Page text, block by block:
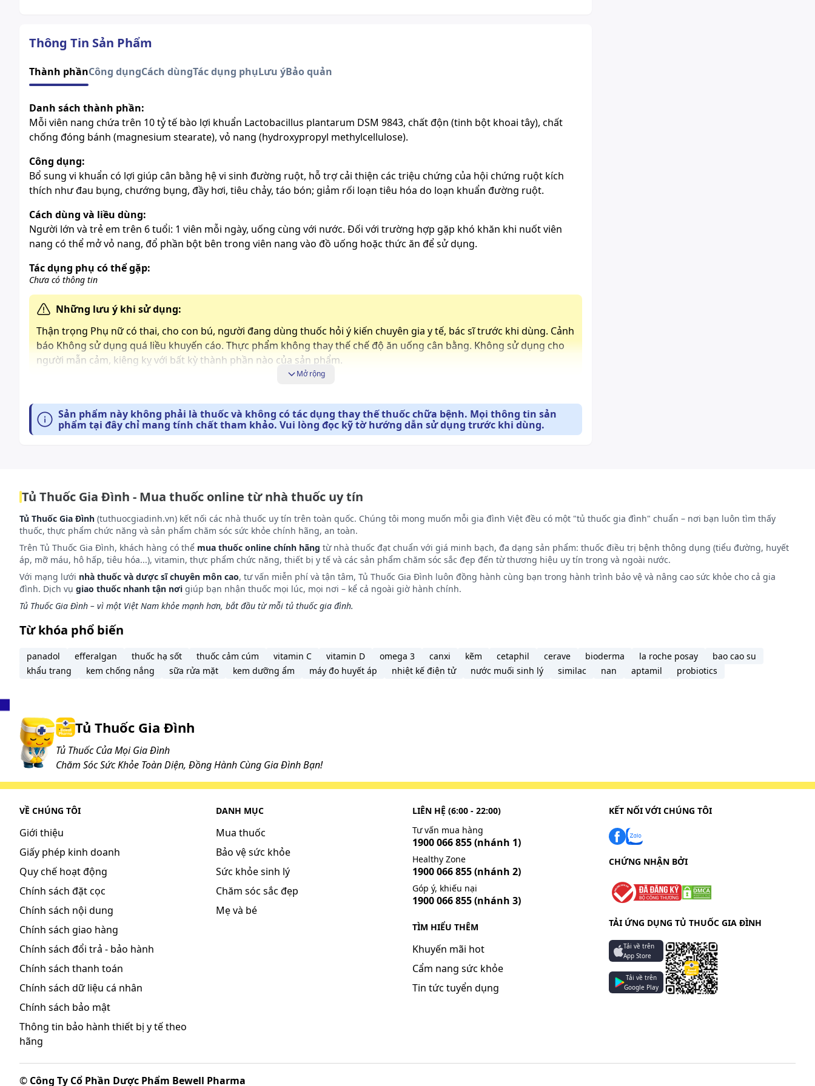
Thông Tin Sản Phẩm
Thành phầnCông dụngCách dùngTác dụng phụLưu ýBảo quản
Danh sách thành phần:
Mỗi viên nang chứa trên 10 tỷ tế bào lợi khuẩn Lactobacillus plantarum DSM 9843, chất độn (tinh bột khoai tây), chất
chống đóng bánh (magnesium stearate), vỏ nang (hydroxypropyl methylcellulose).
Công dụng:
Bổ sung vi khuẩn có lợi giúp cân bằng hệ vi sinh đường ruột, hỗ trợ cải thiện các triệu chứng của hội chứng ruột kích
thích như đau bụng, chướng bụng, đầy hơi, tiêu chảy, táo bón; giảm rối loạn tiêu hóa do loạn khuẩn đường ruột.
Cách dùng và liều dùng:
Người lớn và trẻ em trên 6 tuổi: 1 viên mỗi ngày, uống cùng với nước. Đối với trường hợp gặp khó khăn khi nuốt viên
nang có thể mở vỏ nang, đổ phần bột bên trong viên nang vào đồ uống hoặc thức ăn để sử dụng.
Tác dụng phụ có thể gặp:
Chưa có thông tin
Những lưu ý khi sử dụng:
Thận trọng Phụ nữ có thai, cho con bú, người đang dùng thuốc hỏi ý kiến chuyên gia y tế, bác sĩ trước khi dùng. Cảnh
báo Không sử dụng quá liều khuyến cáo. Thực phẩm không thay thế chế độ ăn uống cân bằng. Không sử dụng cho
người mẫn cảm, kiêng kỵ với bất kỳ thành phần nào của sản phẩm.
Nơi khô ráo, nhiệt độ dưới 25°C. Để xa tầm tay trẻ em.
Mở rộng
Sản phẩm này không phải là thuốc và không có tác dụng thay thế thuốc chữa bệnh. Mọi thông tin sản
phẩm tại đây chỉ mang tính chất tham khảo. Vui lòng đọc kỹ tờ hướng dẫn sử dụng trước khi dùng.
Tủ Thuốc Gia Đình - Mua thuốc online từ nhà thuốc uy tín
Tủ Thuốc Gia Đình (tuthuocgiadinh.vn) kết nối các nhà thuốc uy tín trên toàn quốc. Chúng tôi mong muốn mỗi gia đình Việt đều có một "tủ thuốc gia đình" chuẩn – nơi bạn luôn tìm thấy
thuốc, thực phẩm chức năng và sản phẩm chăm sóc sức khỏe chính hãng, an toàn.
Trên Tủ Thuốc Gia Đình, khách hàng có thể mua thuốc online chính hãng từ nhà thuốc đạt chuẩn với giá minh bạch, đa dạng sản phẩm: thuốc điều trị bệnh thông dụng (tiểu đường, huyết
áp, mỡ máu, hô hấp, tiêu hóa...), vitamin, thực phẩm chức năng, thiết bị y tế và các sản phẩm chăm sóc sắc đẹp đến từ thương hiệu uy tín trong và ngoài nước.
Với mạng lưới nhà thuốc và dược sĩ chuyên môn cao, tư vấn miễn phí và tận tâm, Tủ Thuốc Gia Đình luôn đồng hành cùng bạn trong hành trình bảo vệ và nâng cao sức khỏe cho cả gia
đình. Dịch vụ giao thuốc nhanh tận nơi giúp bạn nhận thuốc mọi lúc, mọi nơi – kể cả ngoài giờ hành chính.
Tủ Thuốc Gia Đình – vì một Việt Nam khỏe mạnh hơn, bắt đầu từ mỗi tủ thuốc gia đình.
Từ khóa phổ biến
panadol efferalgan thuốc hạ sốt thuốc cảm cúm vitamin C vitamin D omega 3 canxi kẽm cetaphil cerave bioderma la roche posay
bao cao su
khẩu trang
kem chống nắng sữa rửa mặt kem dưỡng ẩm máy đo huyết áp nhiệt kế điện tử nước muối sinh lý similac nan aptamil probiotics
Tủ Thuốc Gia Đình
Tủ Thuốc Của Mọi Gia Đình
Chăm Sóc Sức Khỏe Toàn Diện, Đồng Hành Cùng Gia Đình Bạn!
VỀ CHÚNG TÔI
Giới thiệu
Giấy phép kinh doanh
Quy chế hoạt động
Chính sách đặt cọc
Chính sách nội dung
Chính sách giao hàng
Chính sách đổi trả - bảo hành
Chính sách thanh toán
Chính sách dữ liệu cá nhân
Chính sách bảo mật
Thông tin bảo hành thiết bị y tế theo
hãng
DANH MỤC
Mua thuốc
Bảo vệ sức khỏe
Sức khỏe sinh lý
Chăm sóc sắc đẹp
Mẹ và bé
LIÊN HỆ (6:00 - 22:00)
Tư vấn mua hàng
1900 066 855(nhánh 1)
Healthy Zone
1900 066 855(nhánh 2)
Góp ý, khiếu nại
1900 066 855(nhánh 3)
TÌM HIỂU THÊM
Khuyến mãi hot
Cẩm nang sức khỏe
Tin tức tuyển dụng
KẾT NỐI VỚI CHÚNG TÔI
CHỨNG NHẬN BỞI
TẢI ỨNG DỤNG TỦ THUỐC GIA ĐÌNH
Tải về trên
App Store
Tải về trên
Google Play
© Công Ty Cổ Phần Dược Phẩm Bewell Pharma